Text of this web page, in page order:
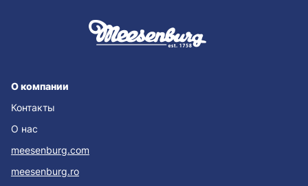
О компании
Контакты
О нас
meesenburg.com
meesenburg.ro